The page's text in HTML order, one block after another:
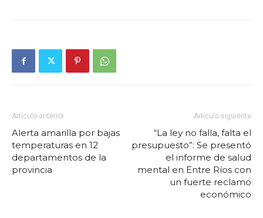
Artículo anterior
Alerta amarilla por bajas
temperaturas en 12
departamentos de la
provincia
Artículo siguiente
“La ley no falla, falta el
presupuesto”: Se presentó
el informe de salud
mental en Entre Ríos con
un fuerte reclamo
económico